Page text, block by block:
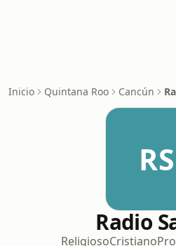
Inicio Quintana Roo Cancún
RS
Radio
ReligiosoCristiano